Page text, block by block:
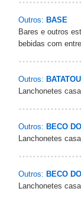
Outros: BASE
Bares e outros
bebidas com
Outros: BATATOU
Lanchonetes
Outros: BECO
Lanchonetes
Outros: BECO
Lanchonetes